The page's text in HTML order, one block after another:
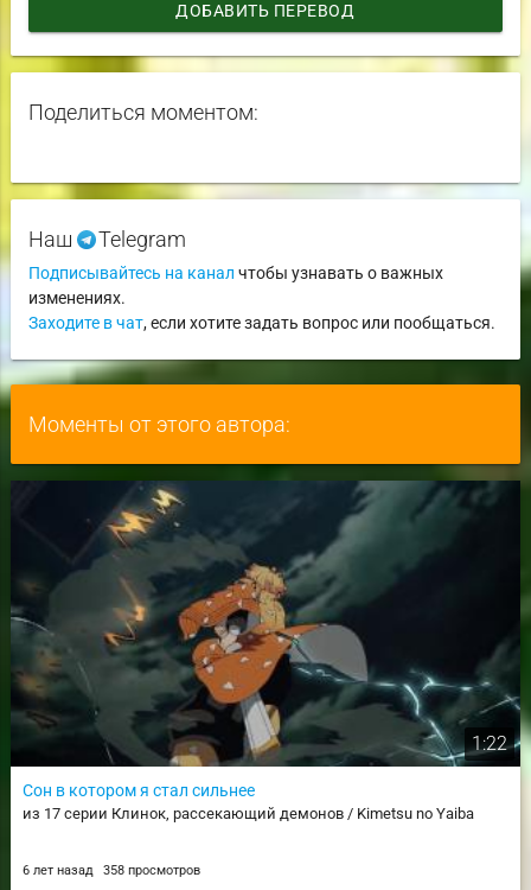
ДОБАВИТЬ ПЕРЕВОД
Поделиться моментом:
Наш Telegram
Подписывайтесь на канал чтобы узнавать о важных
изменениях.
Заходите в чат, если хотите задать вопрос или пообщаться.
Моменты от этого автора:
1:22
Сон в котором я стал сильнее
из 17 серии Клинок, рассекающий демонов / Kimetsu no Yaiba
6 лет назад 358 просмотров